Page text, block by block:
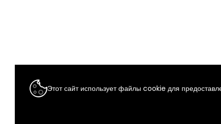
Этот сайт использует файлы cookie для